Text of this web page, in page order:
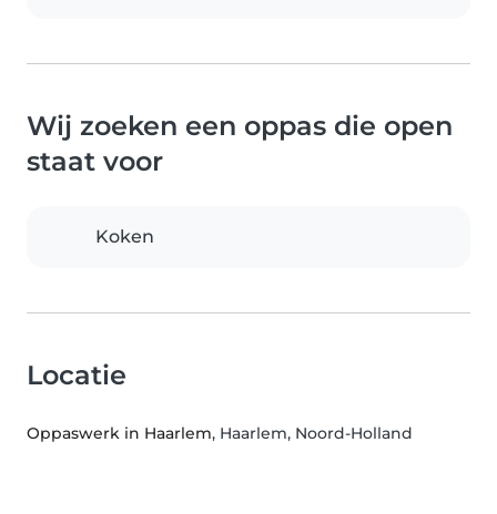
Wij zoeken een oppas die open
staat voor
Koken
Locatie
Oppaswerk in Haarlem, Haarlem, Noord-Holland